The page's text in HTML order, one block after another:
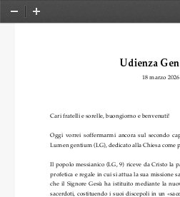
Zoom
Udienza
18 marzo 2026
Cari fratelli e sorelle, buongiorno e benvenuti!
Oggi  vorrei  soffermarmi  ancora  sul  secondo
Lumen gentium (LG), dedicato alla Chiesa come
Il popolo messianico (LG, 9) riceve da Cristo la
profetica e regale in cui si attua la sua missione
che  il  Signore  Gesù  ha  istituito  mediante  la
sacerdoti, costituendo i suoi discepoli in un